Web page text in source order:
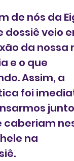
de nós da
dossiê veio
da nossa
e o que
Assim, a
foi
caberiam
na